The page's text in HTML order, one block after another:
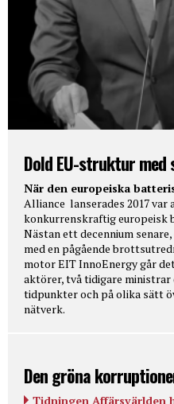
Dold EU-struktur med
När den europeiska
Alliance lanserades 2017 var
konkurrenskraftig europeisk
Nästan ett decennium
med en pågående
motor EIT InnoEnergy går
aktörer, två tidigare
tidpunkter och på olika sätt
nätverk.
Den gröna
Tidningen Affärsvärlden